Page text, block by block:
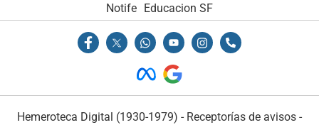
Notife Educacion SF
Hemeroteca Digital (1930-1979) - Receptorías de avisos -